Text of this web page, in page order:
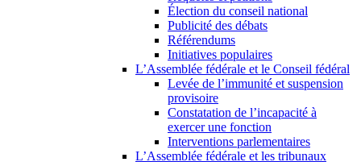
Élection du conseil national
Publicité des débats
Référendums
Initiatives populaires
L’Assemblée fédérale et le Conseil fédéral
Levée de l’immunité et suspension
provisoire
Constatation de l’incapacité à
exercer une fonction
Interventions parlementaires
L’Assemblée fédérale et les tribunaux